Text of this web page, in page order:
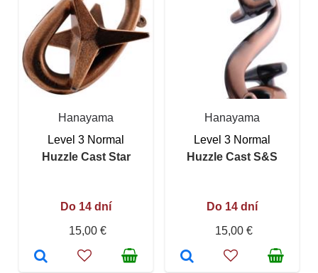
Hanayama
Level 3 Normal
Huzzle Cast Star
Do 14 dní
15,00 €
Hanayama
Level 3 Normal
Huzzle Cast S&S
Do 14 dní
15,00 €